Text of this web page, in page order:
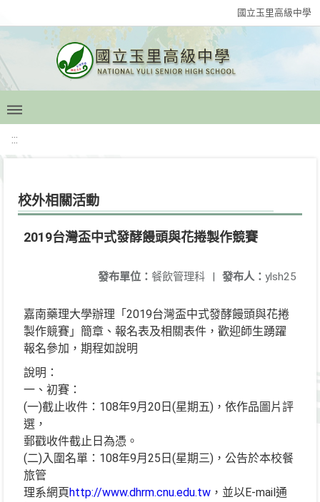
國立玉里高級中學
:::
校外相關活動
2019台灣盃中式發酵饅頭與花捲製作競賽
發布人： ylsh25
發布單位： 餐飲管理科 |
嘉南藥理大學辦理「2019台灣盃中式發酵饅頭與花捲
製作競賽」簡章、報名表及相關表件，歡迎師生踴躍
報名參加，期程如說明
說明：
一、初賽：
(一)截止收件：108年9月20日(星期五)，依作品圖片評
選，
郵戳收件截止日為憑。
(二)入圍名單：108年9月25日(星期三)，公告於本校餐
旅管
理系網頁http://www.dhrm.cnu.edu.tw ，並以E-mail通